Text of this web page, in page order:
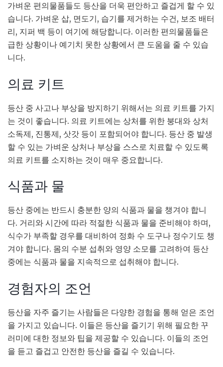
가벼운 편의물품들도 등산을 더욱 편안하고 즐겁게 할 수 있
습니다. 가벼운 삽, 면도기, 습기를 제거하는 수건, 보조 배터
리, 지퍼 백 등이 여기에 해당합니다. 이러한 편의물품들은
급한 상황이나 예기치 못한 상황에서 큰 도움을 줄 수 있습
니다.
의료 키트
등산 중 사고나 부상을 방지하기 위해서는 의료 키트를 가지
는 것이 좋습니다. 의료 키트에는 상처를 위한 붕대와 상처
소독제, 진통제, 삿갓 등이 포함되어야 합니다. 등산 중 발생
할 수 있는 가벼운 상처나 부상을 스스로 치료할 수 있도록
의료 키트를 소지하는 것이 매우 중요합니다.
식품과 물
등산 중에는 반드시 충분한 양의 식품과 물을 챙겨야 합니
다. 거리와 시간에 따라 적절한 식품과 물을 준비해야 하며,
식수가 부족할 경우를 대비하여 정화 수 도구나 정수기도 챙
겨야 합니다. 몸의 수분 섭취와 영양 소모를 고려하여 등산
중에는 식품과 물을 지속적으로 섭취해야 합니다.
경험자의 조언
등산을 자주 즐기는 사람들은 다양한 경험을 통해 얻은 조언
을 가지고 있습니다. 이들은 등산을 즐기기 위해 필요한 꾸
러미에 대한 정보와 팁을 제공할 수 있습니다. 이들의 조언
을 듣고 즐겁고 안전한 등산을 즐길 수 있습니다.